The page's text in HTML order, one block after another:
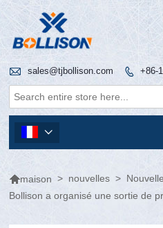
 sales@tjbollison.com  +86-

maison > nouvelles >
Bollison a organisé une sortie de